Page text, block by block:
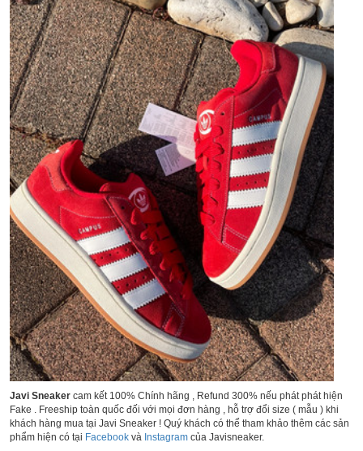
Javi Sneaker cam kết 100% Chính hãng , Refund 300% nếu phát phát hiện
Fake . Freeship toàn quốc đối với mọi đơn hàng , hỗ trợ đổi size ( mẫu ) khi
khách hàng mua tại Javi Sneaker ! Quý khách có thể tham khảo thêm các sản
phẩm hiện có tại Facebook và Instagram của Javisneaker.